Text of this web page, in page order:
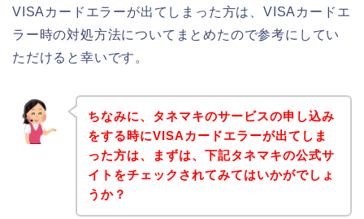
VISAカードエラーが出てしまった方は、VISAカードエ
ラー時の対処方法についてまとめたので参考にしてい
ただけると幸いです。
ちなみに、タネマキのサービスの申し込み
をする時にVISAカードエラーが出てしま
った方は、まずは、下記タネマキの公式サ
イトをチェックされてみてはいかがでしょ
うか？